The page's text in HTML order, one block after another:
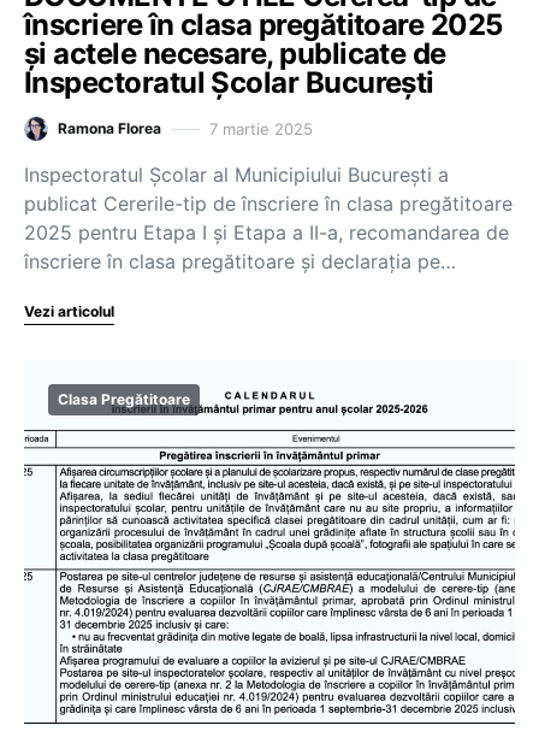
înscriere în clasa pregătitoare 2025
și actele necesare, publicate de
Inspectoratul Școlar București
Ramona Florea 7 martie 2025
Inspectoratul Școlar al Municipiului București a
publicat Cererile-tip de înscriere în clasa pregătitoare
2025 pentru Etapa I și Etapa a II-a, recomandarea de
înscriere în clasa pregătitoare și declarația pe…
Vezi articolul
Clasa Pregătitoare